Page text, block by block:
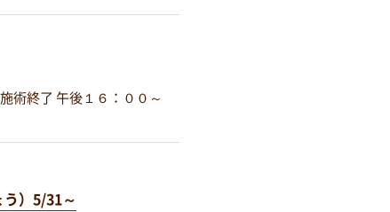
術終了 午後１６：００～
）5/31～